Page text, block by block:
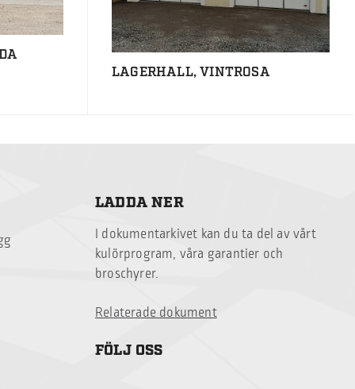
LAGERHALL, VINTROSA
LADDA NER
I dokumentarkivet kan du ta del av vårt
kulörprogram, våra garantier och
broschyrer.
Relaterade dokument
FÖLJ OSS